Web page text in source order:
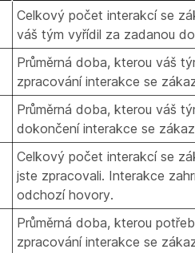
Celkový počet interakcí se
váš tým vyřídil za zadanou
Průměrná doba, kterou váš
zpracování interakce se
Průměrná doba, kterou váš
dokončení interakce se
Celkový počet interakcí se
jste zpracovali. Interakce
odchozí hovory.
Průměrná doba, kterou
zpracování interakce se